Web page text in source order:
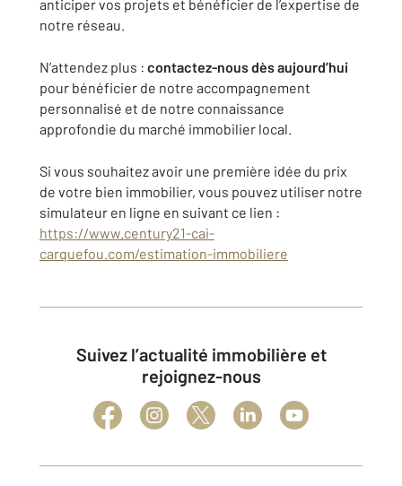
anticiper vos projets et bénéficier de l’expertise de
notre réseau.
N’attendez plus : contactez-nous dès aujourd’hui
pour bénéficier de notre accompagnement
personnalisé et de notre connaissance
approfondie du marché immobilier local.
Si vous souhaitez avoir une première idée du prix
de votre bien immobilier, vous pouvez utiliser notre
simulateur en ligne en suivant ce lien :
https://www.century21-cai-
carquefou.com/estimation-immobiliere
Suivez l’actualité immobilière et
rejoignez-nous